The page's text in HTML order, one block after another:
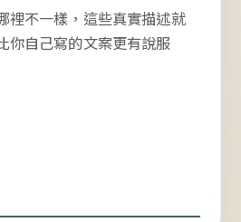
裡不一樣，這些真實描述就
你自己寫的文案更有說服